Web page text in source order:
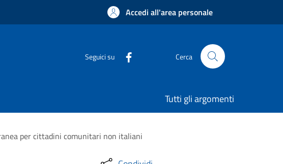
Accedi all'area personale
Seguici su Cerca
Tutti gli argomenti
per cittadini comunitari non italiani